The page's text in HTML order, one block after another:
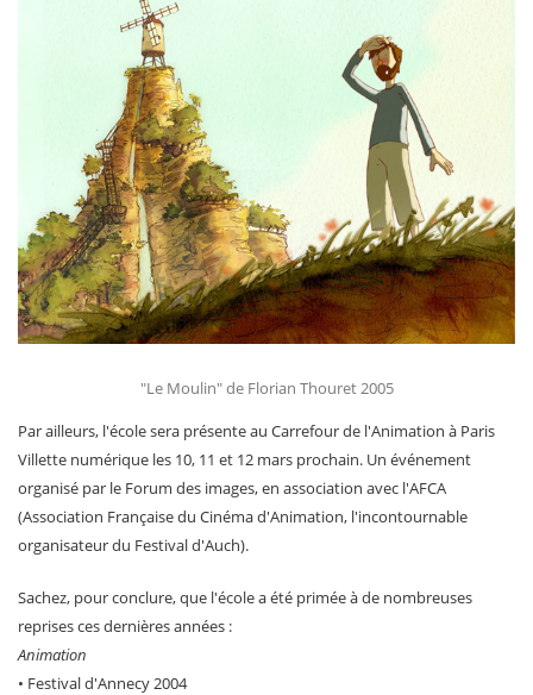
"Le Moulin" de Florian Thouret 2005
Par ailleurs, l'école sera présente au Carrefour de l'Animation à Paris
Villette numérique les 10, 11 et 12 mars prochain. Un événement
organisé par le Forum des images, en association avec l'AFCA
(Association Française du Cinéma d'Animation, l'incontournable
organisateur du Festival d'Auch).
Sachez, pour conclure, que l'école a été primée à de nombreuses
reprises ces dernières années :
Animation
• Festival d'Annecy 2004